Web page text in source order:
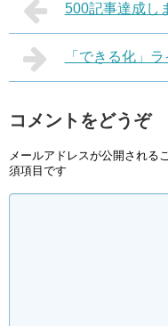
500記事達成し
「できる化」
コメントをどうぞ
メールアドレスが公開される
須項目です